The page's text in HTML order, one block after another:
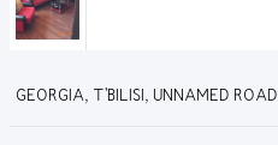
GEORGIA, T'BILISI, UNNAMED ROAD